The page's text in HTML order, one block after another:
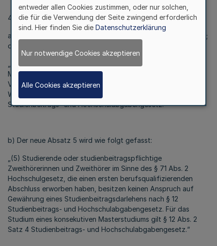
4. § 6 wird wie folgt geändert:
a) Nach Absatz 3 wird der folgende neue Absatz 4 eingefügt;
der bisherige Absatz 4 wird zu einem neuen Absatz 5:
„(4) Studierende mit der Staatsangehörigkeit eines anderen
Mitgliedsstaates der Europäischen Union oder eines
Vertragsstaates des Abkommens über den Europäischen
Wirtschaftsraum sind darlehensberechtigt im Sinne des § 12
Studienbeitrags- und Hochschulabgabengesetz.“
b) Der neue Absatz 5 wird wie folgt gefasst:
„(5) Studierende oder studienbeitragspflichtige
Zweithörerinnen und Zweithörer im Sinne des § 71 Abs. 2
Hochschulgesetz, die einen ersten berufsqualifizierenden
Abschluss erworben haben, besitzen keinen Anspruch auf
Gewährung eines Studienbeitragsdarlehens nach § 12
Studienbeitrags- und Hochschulabgabengesetz. Für das
Studium eines konsekutiven Masterstudiums gilt § 12 Abs. 2
Satz 4 Studienbeitrags- und Hochschulabgabengesetz.“
entweder allen Cookies zustimmen, oder nur solchen,
die für die Verwendung der Seite zwingend erforderlich
sind. Hier finden Sie die Datenschutzerklärung
Nur notwendige Cookies akzeptieren
Alle Cookies akzeptieren